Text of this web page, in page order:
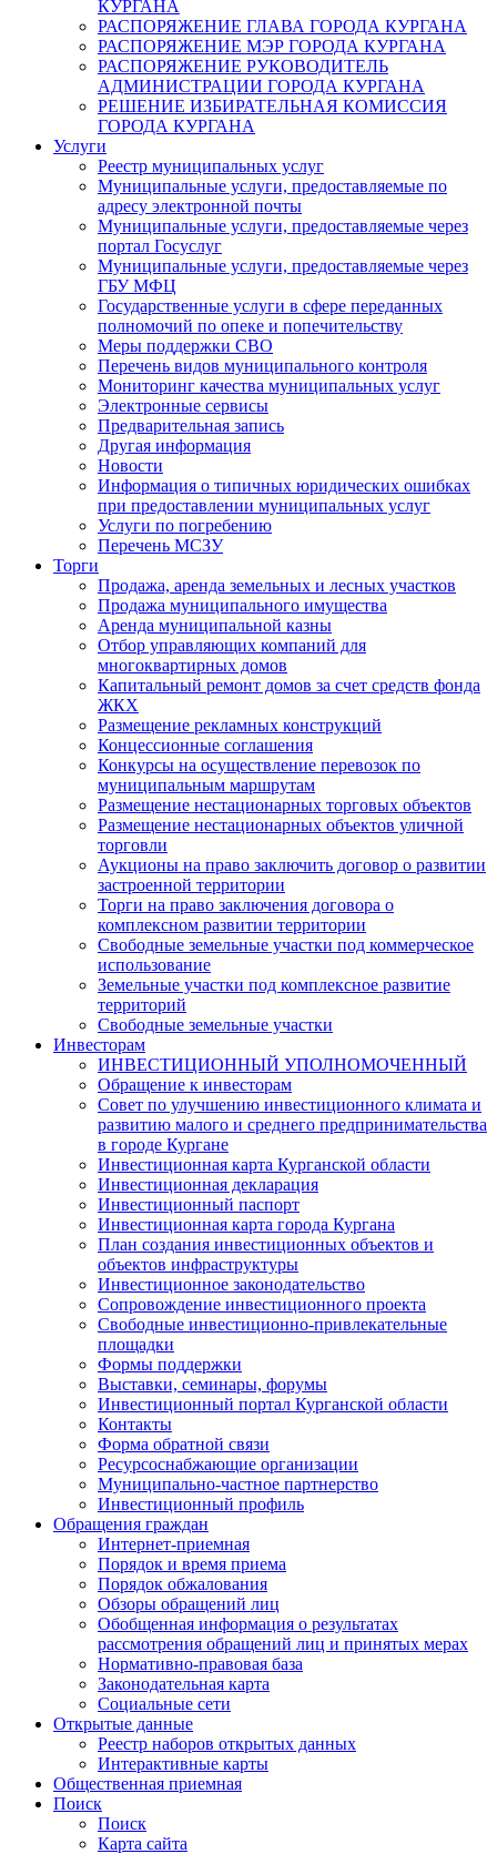
КУРГАНА
РАСПОРЯЖЕНИЕ ГЛАВА ГОРОДА КУРГАНА
РАСПОРЯЖЕНИЕ МЭР ГОРОДА КУРГАНА
РАСПОРЯЖЕНИЕ РУКОВОДИТЕЛЬ
АДМИНИСТРАЦИИ ГОРОДА КУРГАНА
РЕШЕНИЕ ИЗБИРАТЕЛЬНАЯ КОМИССИЯ
ГОРОДА КУРГАНА
Услуги
Реестр муниципальных услуг
Муниципальные услуги, предоставляемые по
адресу электронной почты
Муниципальные услуги, предоставляемые через
портал Госуслуг
Муниципальные услуги, предоставляемые через
ГБУ МФЦ
Государственные услуги в сфере переданных
полномочий по опеке и попечительству
Меры поддержки СВО
Перечень видов муниципального контроля
Мониторинг качества муниципальных услуг
Электронные сервисы
Предварительная запись
Другая информация
Новости
Информация о типичных юридических ошибках
при предоставлении муниципальных услуг
Услуги по погребению
Перечень МСЗУ
Торги
Продажа, аренда земельных и лесных участков
Продажа муниципального имущества
Аренда муниципальной казны
Отбор управляющих компаний для
многоквартирных домов
Капитальный ремонт домов за счет средств фонда
ЖКХ
Размещение рекламных конструкций
Концессионные соглашения
Конкурсы на осуществление перевозок по
муниципальным маршрутам
Размещение нестационарных торговых объектов
Размещение нестационарных объектов уличной
торговли
Аукционы на право заключить договор о развитии
застроенной территории
Торги на право заключения договора о
комплексном развитии территории
Свободные земельные участки под коммерческое
использование
Земельные участки под комплексное развитие
территорий
Свободные земельные участки
Инвесторам
ИНВЕСТИЦИОННЫЙ УПОЛНОМОЧЕННЫЙ
Обращение к инвесторам
Совет по улучшению инвестиционного климата и
развитию малого и среднего предпринимательства
в городе Кургане
Инвестиционная карта Курганской области
Инвестиционная декларация
Инвестиционный паспорт
Инвестиционная карта города Кургана
План создания инвестиционных объектов и
объектов инфраструктуры
Инвестиционное законодательство
Сопровождение инвестиционного проекта
Свободные инвестиционно-привлекательные
площадки
Формы поддержки
Выставки, семинары, форумы
Инвестиционный портал Курганской области
Контакты
Форма обратной связи
Ресурсоснабжающие организации
Муниципально-частное партнерство
Инвестиционный профиль
Обращения граждан
Интернет-приемная
Порядок и время приема
Порядок обжалования
Обзоры обращений лиц
Обобщенная информация о результатах
рассмотрения обращений лиц и принятых мерах
Нормативно-правовая база
Законодательная карта
Социальные сети
Открытые данные
Реестр наборов открытых данных
Интерактивные карты
Общественная приемная
Поиск
Поиск
Карта сайта